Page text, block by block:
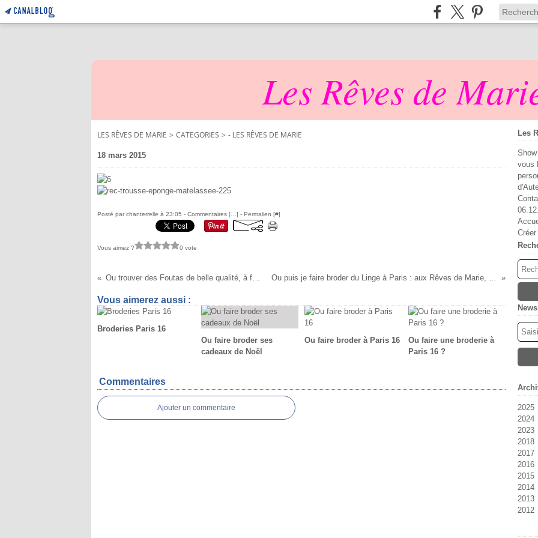
Les Rêves de
LES RÊVES DE MARIE > CATEGORIES > - LES RÊVES DE MARIE
18 mars 2015
Posté par chanterrelle à 23:05 - Commentaires [ ] - Permalien [#]
Vous aimez ? 0 vote
Ou trouver des Foutas de belle qualité, à faire Broder : Aux Rêves de Marie à PARIS 7 Ou puis je faire broder du Linge à Paris : aux Rêves de Marie, nous brodons tout votre linge, celui de la boutique et le votre
Vous aimerez aussi :
Broderies Paris 16
Ou faire broder ses
cadeaux de Noël
Ou faire broder à Paris 16
Ou faire une broderie à
Paris 16 ?
Commentaires
Ajouter un commentaire
Les
vous
2025
2024
2023
2018
2017
2016
2015
2014
2013
2012